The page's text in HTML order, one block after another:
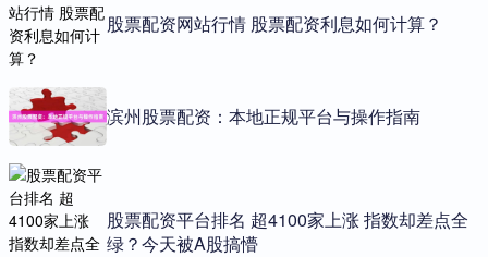
股票配资网站行情 股票配资利息如何计算？
滨州股票配资：本地正规平台与操作指南
股票配资平台排名 超4100家上涨 指数却差点全
绿？今天被A股搞懵